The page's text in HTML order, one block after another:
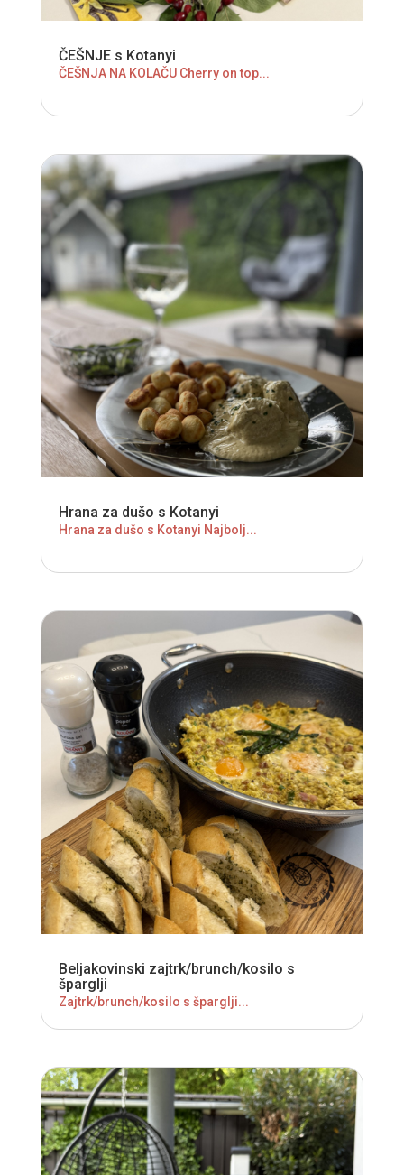
ČEŠNJE s Kotanyi
ČEŠNJA NA KOLAČU Cherry on top...
Hrana za dušo s Kotanyi
Hrana za dušo s Kotanyi Najbolj...
Beljakovinski zajtrk/brunch/kosilo s
šparglji
Zajtrk/brunch/kosilo s šparglji...